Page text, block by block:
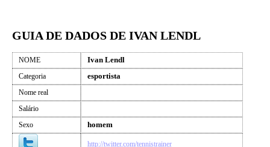
GUIA DE DADOS DE IVAN LENDL
NOME Ivan Lendl
Categoria esportista
Nome real
Salário
Sexo
homem
http://twitter.com/tennistrainer